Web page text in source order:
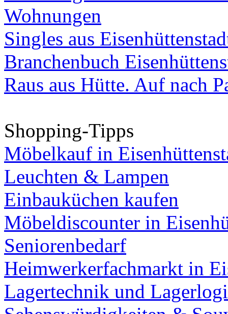
Wohnungen
Singles aus
Branchenbuch
Raus aus Hütte. Auf nach
Shopping-Tipps
Möbelkauf in
Leuchten & Lampen
Einbauküchen kaufen
Möbeldiscounter in
Seniorenbedarf
Heimwerkerfachmarkt in
Lagertechnik und